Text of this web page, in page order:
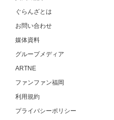
ぐらんざとは
お問い合わせ
媒体資料
グループメディア
ARTNE
ファンファン福岡
利用規約
プライバシーポリシー